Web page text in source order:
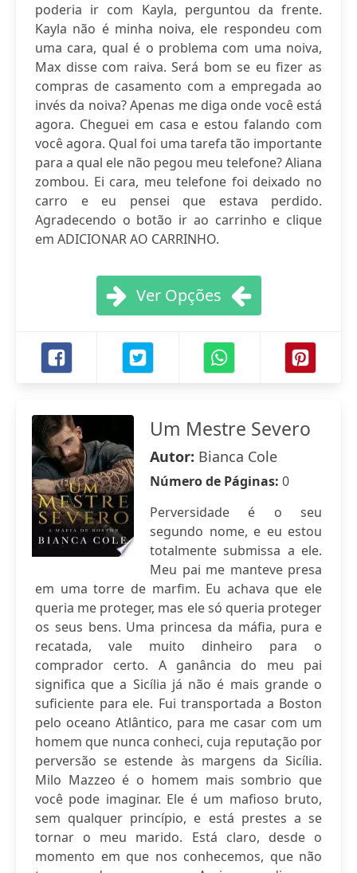
poderia ir com Kayla, perguntou da frente.
Kayla não é minha noiva, ele respondeu com
uma cara, qual é o problema com uma noiva,
Max disse com raiva. Será bom se eu fizer as
compras de casamento com a empregada ao
invés da noiva? Apenas me diga onde você está
agora. Cheguei em casa e estou falando com
você agora. Qual foi uma tarefa tão importante
para a qual ele não pegou meu telefone? Aliana
zombou. Ei cara, meu telefone foi deixado no
carro e eu pensei que estava perdido.
Agradecendo o botão ir ao carrinho e clique
em ADICIONAR AO CARRINHO.
Ver Opções
Um Mestre Severo
Autor: Bianca Cole
Número de Páginas: 0
Perversidade é o seu
segundo nome, e eu estou
totalmente submissa a ele.
Meu pai me manteve presa
em uma torre de marfim. Eu achava que ele
queria me proteger, mas ele só queria proteger
os seus bens. Uma princesa da máfia, pura e
recatada, vale muito dinheiro para o
comprador certo. A ganância do meu pai
significa que a Sicília já não é mais grande o
suficiente para ele. Fui transportada a Boston
pelo oceano Atlântico, para me casar com um
homem que nunca conheci, cuja reputação por
perversão se estende às margens da Sicília.
Milo Mazzeo é o homem mais sombrio que
você pode imaginar. Ele é um mafioso bruto,
sem qualquer princípio, e está prestes a se
tornar o meu marido. Está claro, desde o
momento em que nos conhecemos, que não